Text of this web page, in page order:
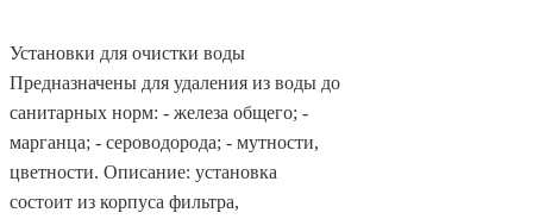
Установки для очистки воды
Предназначены для удаления из воды до
санитарных норм: - железа общего; -
марганца; - сероводорода; - мутности,
цветности. Описание: установка
состоит из корпуса фильтра,